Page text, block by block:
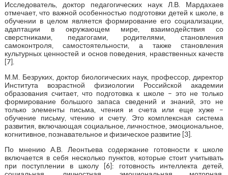
Исследователь, доктор педагогических наук Л.В. Мардахаев
отмечает, что важной особенностью подготовки детей к школе, в
обучении в целом является формирование его социализации,
адаптации в окружающем мире, взаимодействия со
сверстниками, педагогами, родителями, становления
самоконтроля, самостоятельности, а также становления
культурных ценностей и основ поведения, нравственных качеств
[7].
М.М. Безруких, доктор биологических наук, профессор, директор
Института возрастной физиологии Российской академии
образования считает, что подготовка к школе – это не только
формирование большого запаса сведений и знаний, это не
только элементы письма, чтения и счета или еще хуже –
обучение письму, чтению и счету. Это комплексная система
развития, включающая социальное, личностное, эмоциональное,
когнитивное, познавательное и физическое развитие [3].
По мнению А.В. Леонтьева содержание готовности к школе
включается в себя несколько пунктов, которые стоит учитывать
при поступлении в школу [6]: готовность интеллекта детей,